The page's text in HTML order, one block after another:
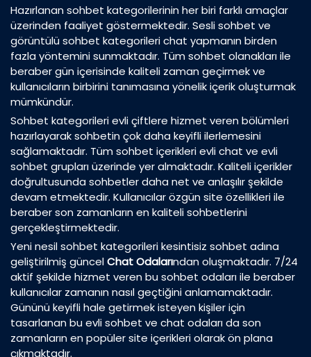
Hazırlanan sohbet kategorilerinin her biri farklı amaçlar
üzerinden faaliyet göstermektedir. Sesli sohbet ve
görüntülü sohbet kategorileri chat yapmanın birden
fazla yöntemini sunmaktadır. Tüm sohbet olanakları ile
beraber gün içerisinde kaliteli zaman geçirmek ve
kullanıcıların birbirini tanımasına yönelik içerik oluşturmak
mümkündür.
Sohbet kategorileri evli çiftlere hizmet veren bölümleri
hazırlayarak sohbetin çok daha keyifli ilerlemesini
sağlamaktadır. Tüm sohbet içerikleri evli chat ve evli
sohbet grupları üzerinde yer almaktadır. Kaliteli içerikler
doğrultusunda sohbetler daha net ve anlaşılır şekilde
devam etmektedir. Kullanıcılar özgün site özellikleri ile
beraber son zamanların en kaliteli sohbetlerini
gerçekleştirmektedir.
Yeni nesil sohbet kategorileri kesintisiz sohbet adına
geliştirilmiş güncelChat Odalarından oluşmaktadır. 7/24
aktif şekilde hizmet veren bu sohbet odaları ile beraber
kullanıcılar zamanın nasıl geçtiğini anlamamaktadır.
Gününü keyifli hale getirmek isteyen kişiler için
tasarlanan bu evli sohbet ve chat odaları da son
zamanların en popüler site içerikleri olarak ön plana
çıkmaktadır.